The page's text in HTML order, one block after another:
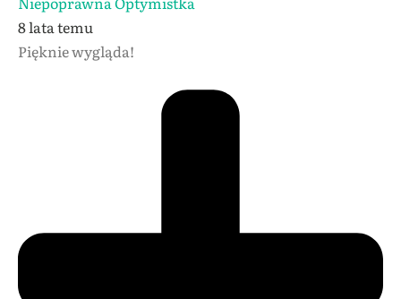
8 lata temu
Pięknie wygląda!